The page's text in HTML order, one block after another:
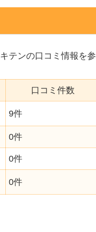
テンの口コミ情報を参
口コミ件数
9件
0件
0件
0件